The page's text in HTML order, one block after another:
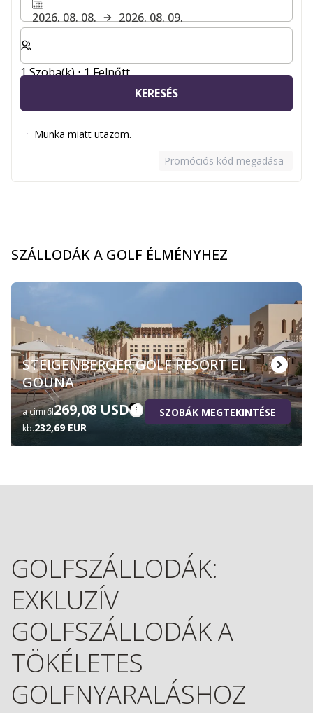
2026. 08. 08.
2026. 08. 09.
Válassza ki a szobák és a vendégek számát
1 Szoba(k) ⋅ 1 Felnőtt
KERESÉS
Munka miatt utazom.
Promóciós kód megadása
SZÁLLODÁK A GOLF ÉLMÉNYHEZ
Dia: 1 of 9
STEIGENBERGER GOLF RESORT EL
GOUNA
a címről269,08 USD
kb.232,69 EUR
SZOBÁK MEGTEKINTÉSE
GOLFSZÁLLODÁK:
EXKLUZÍV
GOLFSZÁLLODÁK A
TÖKÉLETES
GOLFNYARALÁSHOZ